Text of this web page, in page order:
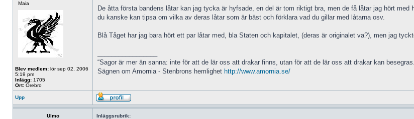
Maia
Blev medlem: lör sep 02, 2006
5:19 pm
Inlägg: 1705
Ort: Örebro
De åtta första bandens låtar kan jag tycka är hyfsade, en del är tom riktigt bra, men de få låtar jag hört
du kanske kan tipsa om vilka av deras låtar som är bäst och förklara vad du gillar med låtarna osv.
Blå Tåget har jag bara hört ett par låtar med, bla Staten och kapitalet, (deras är originalet va?), men jag
“Sagor är mer än sanna: inte för att de lär oss att drakar finns, utan för att de lär oss att drakar kan
Sägnen om Amornia - Stenbrons hemlighet http://www.amornia.se/
Upp
Ulmo Inläggsrubrik: